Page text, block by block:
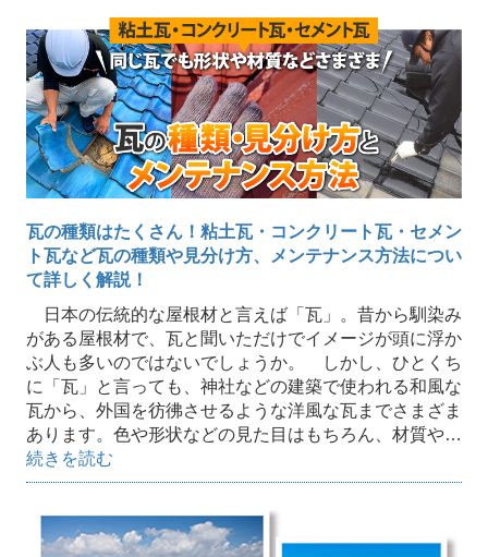
瓦の種類はたくさん！粘土瓦・コンクリート瓦・セメン
ト瓦など瓦の種類や見分け方、メンテナンス方法につい
て詳しく解説！
日本の伝統的な屋根材と言えば「瓦」。昔から馴染み
がある屋根材で、瓦と聞いただけでイメージが頭に浮か
ぶ人も多いのではないでしょうか。 しかし、ひとくち
に「瓦」と言っても、神社などの建築で使われる和風な
瓦から、外国を彷彿させるような洋風な瓦までさまざま
あります。色や形状などの見た目はもちろん、材質や…
続きを読む